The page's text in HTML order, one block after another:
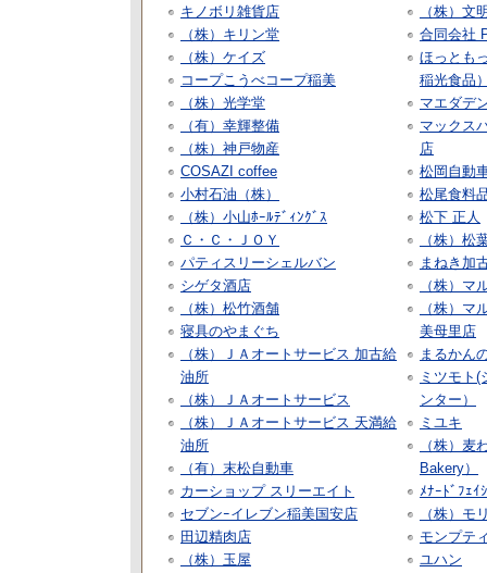
キノボリ雑貨店
（株）キリン堂
（株）ケイズ
コープこうべコープ稲美
（株）光学堂
（有）幸輝整備
（株）神戸物産
COSAZI coffee
小村石油（株）
（株）小山ﾎｰﾙﾃﾞｨﾝｸﾞｽ
Ｃ・Ｃ・ＪＯＹ
パティスリーシェルバン
シゲタ酒店
（株）松竹酒舗
寝具のやまぐち
（株）ＪＡオートサービス 加古給
油所
（株）ＪＡオートサービス
（株）ＪＡオートサービス 天満給
油所
（有）末松自動車
カーショップ スリーエイト
セブンｰイレブン稲美国安店
田辺精肉店
（株）玉屋
（株）文
合同会社
ほっとも
稲光食品
マエダデ
マックス
店
松岡自動
松尾食料
松下 正人
（株）松
まねき加
（株）マ
（株）マ
美母里店
まるかん
ミツモト(
ンター）
ミユキ
（株）麦
Bakery）
ﾒﾅｰﾄﾞﾌｪｲ
（株）モ
モンプテ
ユハン